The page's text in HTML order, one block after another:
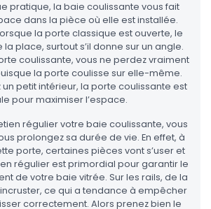
pratique, la baie coulissante vous fait
dans la pièce où elle est installée.
la porte classique est ouverte, le
place, surtout s’il donne sur un angle.
coulissante, vous ne perdez vraiment
la porte coulisse sur elle-même.
un petit intérieur, la porte coulissante est
pour maximiser l’espace.
régulier votre baie coulissante, vous
prolongez sa durée de vie. En effet, à
porte, certaines pièces vont s’user et
régulier est primordial pour garantir le
de votre baie vitrée. Sur les rails, de la
ce qui a tendance à empêcher
correctement. Alors prenez bien le